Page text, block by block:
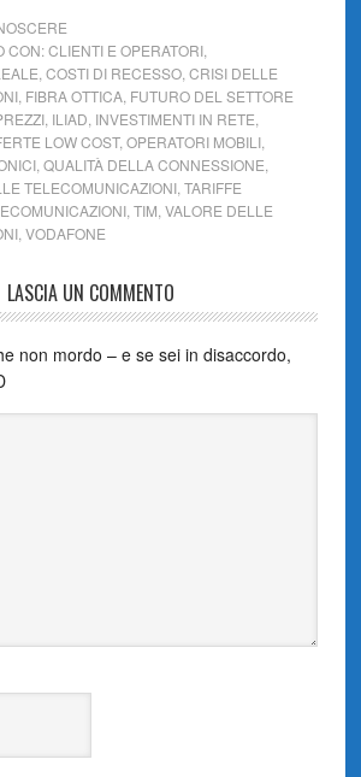
CON:CLIENTI E OPERATORI,
COSTI DI RECESSO, CRISI DELLE
, FIBRA OTTICA, FUTURO DEL SETTORE
, ILIAD INVESTIMENTI IN RETE
LOW COST, OPERATORI MOBILI,
, QUALITÀ DELLA CONNESSIONE
TELECOMUNICAZIONI, TARIFFE
, TIM VALORE DELLE
, VODAFONE
LASCIA UN COMMENTO
non mordo – e se sei in disaccordo,